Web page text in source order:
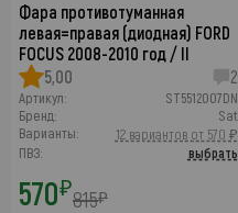
Фара противотуманная
левая=правая (диодная) FORD
FOCUS 2008-2010 год / II
5,00
2
Артикул:
ST5512007DN
Бренд:
Sat
Варианты:
12 вариантов от 570 ₽
ПВЗ:
выбрать
570₽815₽